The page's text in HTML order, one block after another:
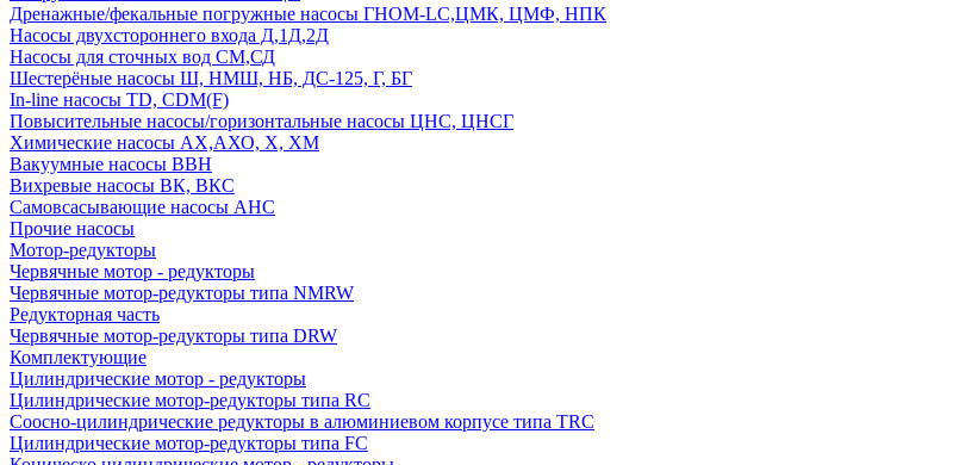
Дренажные/фекальные погружные насосы ГНОМ-LC,ЦМК, ЦМФ, НПК
Насосы двухстороннего входа Д,1Д,2Д
Насосы для сточных вод СМ,СД
Шестерёные насосы Ш, НМШ, НБ, ДС-125, Г, БГ
In-line насосы TD, CDM(F)
Повысительные насосы/горизонтальные насосы ЦНС, ЦНСГ
Химические насосы АХ,АХО, Х, ХМ
Вакуумные насосы ВВН
Вихревые насосы ВК, ВКС
Самовсасывающие насосы АНС
Прочие насосы
Мотор-редукторы
Червячные мотор - редукторы
Червячные мотор-редукторы типа NMRW
Редукторная часть
Червячные мотор-редукторы типа DRW
Комплектующие
Цилиндрические мотор - редукторы
Цилиндрические мотор-редукторы типа RC
Соосно-цилиндрические редукторы в алюминиевом корпусе типа TRC
Цилиндрические мотор-редукторы типа FC